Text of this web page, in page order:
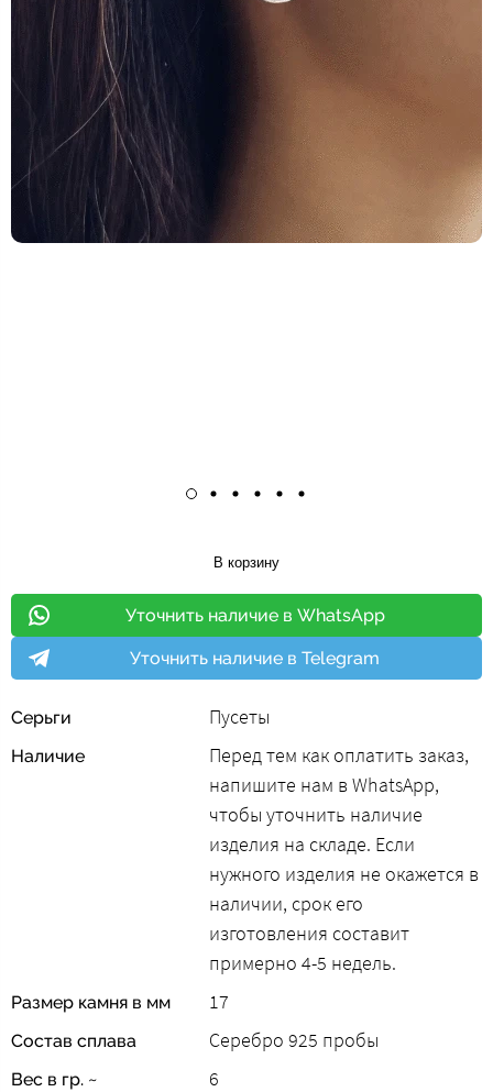
В корзину
Уточнить наличие в WhatsApp
Уточнить наличие в Telegram
Серьги Пусеты
Наличие
Перед тем как оплатить заказ,
напишите нам в WhatsApp,
чтобы уточнить наличие
изделия на складе. Если
нужного изделия не окажется в
наличии, срок его
изготовления составит
примерно 4-5 недель.
Размер камня в мм 17
Состав сплава Серебро 925 пробы
Вес в гр. ~ 6